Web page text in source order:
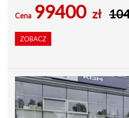
Cena 99400 zł
ZOBACZ